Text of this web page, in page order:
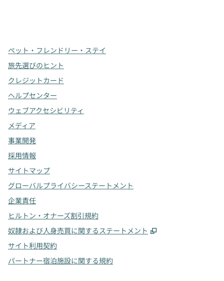
ペット・フレンドリー・ステイ
旅先選びのヒント
クレジットカード
ヘルプセンター
ウェブアクセシビリティ
メディア
事業開発
採用情報
サイトマップ
グローバルプライバシーステートメント
企業責任
ヒルトン・オナーズ割引規約
奴隷および人身売買に関するステートメント
,
サイト利用契約
パートナー宿泊施設に関する規約